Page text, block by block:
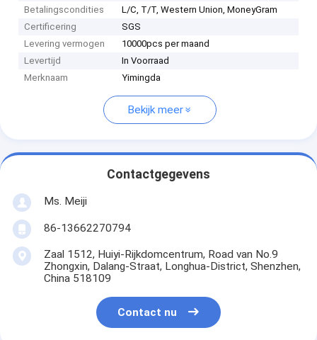
Betalingscondities
L/C, T/T, Western Union, MoneyGram
Certificering
SGS
Levering vermogen
10000pcs per maand
Levertijd
In Voorraad
Merknaam
Yimingda
Bekijk meer
Contactgegevens
Ms. Meiji
86-13662270794
Zaal 1512, Huiyi-Rijkdomcentrum, Road van No.9
Zhongxin, Dalang-Straat, Longhua-District, Shenzhen,
China 518109
Contact nu